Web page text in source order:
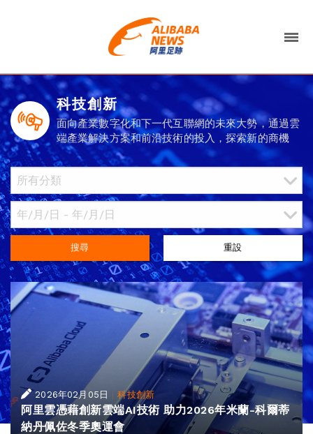
科技創新
面向產業數字化和下一代互聯網的未來大勢，通過雲
端產業解決方案和前沿技術的投入，探索新的商機
搜尋 重設
2026年02月05日 |科技創新
阿里雲憑藉創新雲端AI技術 助力2026年米蘭-科爾蒂
納丹佩佐冬季奧運會